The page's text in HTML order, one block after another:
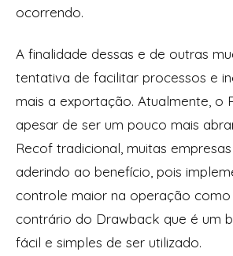
ocorrendo.
A finalidade dessas e de outras
tentativa de facilitar processos e
mais a exportação. Atualmente, o
apesar de ser um pouco mais
Recof tradicional, muitas
aderindo ao benefício, pois
controle maior na operação
contrário do Drawback que é um
fácil e simples de ser utilizado.